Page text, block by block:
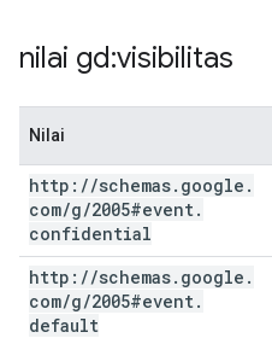
nilai gd:visibilitas
Nilai
http: //schemas. google .
com/g/2005#event.
confidential
http: //schemas. google .
com/g/2005#event.
default